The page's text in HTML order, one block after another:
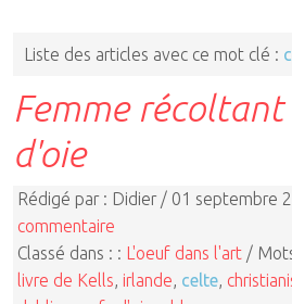
Liste des articles avec ce mot clé :
Femme récoltant
d'oie
Rédigé par : Didier / 01 septembre
commentaire
Classé dans : : L'oeuf dans l'art /
livre de Kells irlande celte